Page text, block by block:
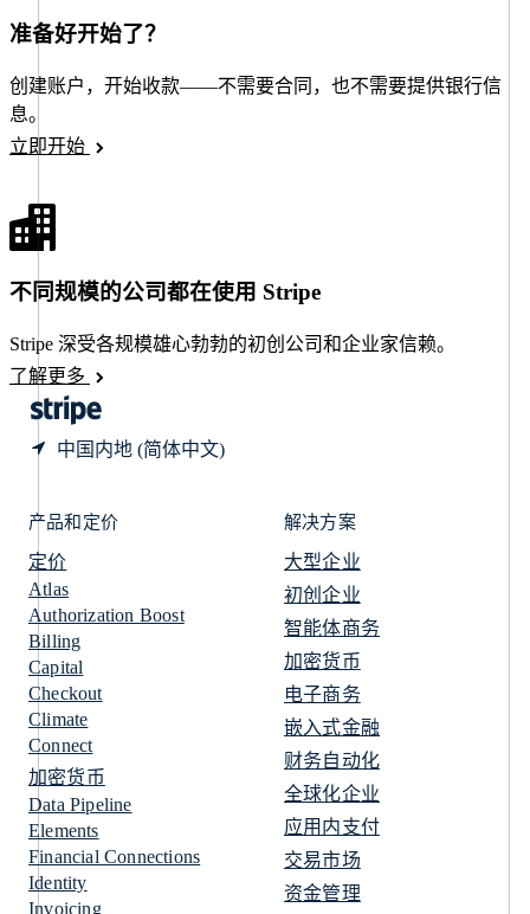
准备好开始了？
创建账户，开始收款——不需要合同，也不需要提供银行信
息。
立即开始
不同规模的公司都在使用 Stripe
Stripe 深受各规模雄心勃勃的初创公司和企业家信赖。
了解更多
中国内地 (简体中文)
新西兰
匈牙利
意大利
Italiano
English
简体中文English
中国香港特别行政区
English
产品和定价
定价
Atlas
Authorization Boost
Billing
Capital
Checkout
Climate
Connect
加密货币
Data Pipeline
Elements
Financial Connections
Identity
Invoicing
解决方案
大型企业
初创企业
智能体商务
加密货币
电子商务
嵌入式金融
财务自动化
全球化企业
应用内支付
交易市场
资金管理